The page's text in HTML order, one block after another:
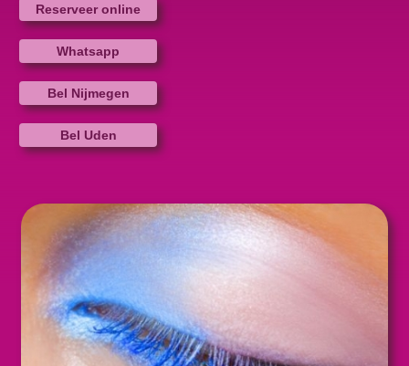
Reserveer online
Whatsapp
Bel Nijmegen
Bel Uden